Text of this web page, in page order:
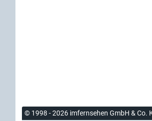
© 1998 - 2026 imfernsehen GmbH & Co.